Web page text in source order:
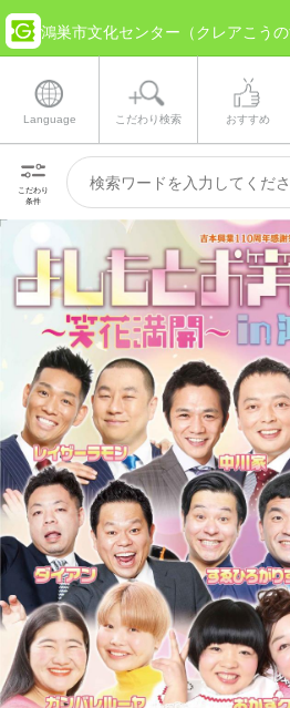
Language こだわり検索 おすすめ
こだわり
条件